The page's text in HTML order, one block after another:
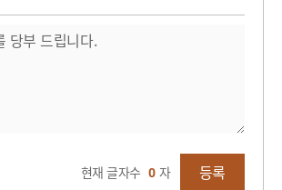
현재 글자수 0 자 등록